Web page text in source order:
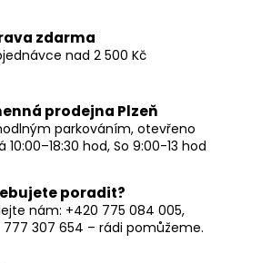
zdarma
nad 2 500 Kč
prodejna Plzeň
parkováním, otevřeno
10:00–18:30 hod, So 9:00-13 hod
poradit?
nám: +420 775 084 005,
777 307 654 – rádi pomůžeme.